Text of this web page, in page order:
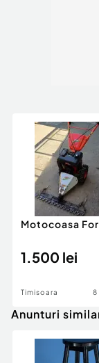
Motocoasa
1.500 lei
Timisoara 8
Anunturi